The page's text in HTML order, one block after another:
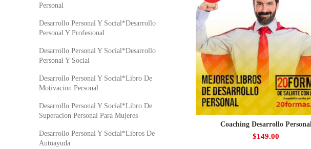
Coaching Desarrollo Personal
$149.00
Personal
Desarrollo Personal Y Social*Desarrollo
Personal Y Profesional
Desarrollo Personal Y Social*Desarrollo
Personal Y Social
Desarrollo Personal Y Social*Libro De
Motivacion Personal
Desarrollo Personal Y Social*Libro De
Superacion Personal Para Mujeres
Desarrollo Personal Y Social*Libros De
Autoayuda